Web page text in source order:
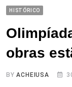
HISTÓRICO
obras
BYACHEIUSA